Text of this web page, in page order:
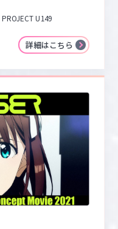
U149
詳細はこちら